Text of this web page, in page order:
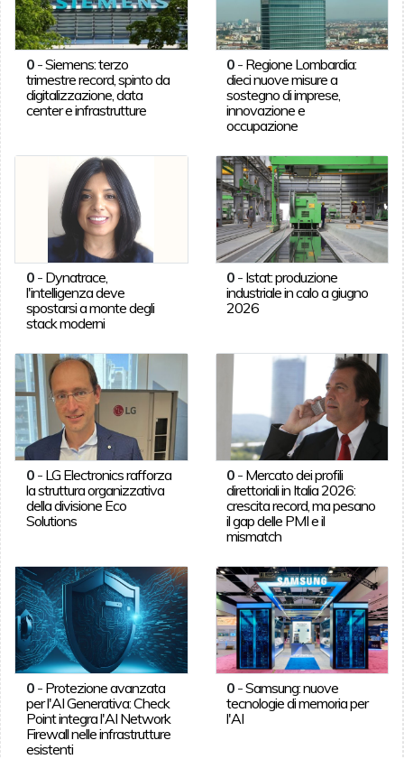
0-Siemens: terzo
trimestre record, spinto da
digitalizzazione, data
center e infrastrutture
0 - Regione Lombardia:
dieci nuove misure a
sostegno di imprese,
innovazione e
occupazione
0- Dynatrace,
l'intelligenza deve
spostarsi a monte degli
stack moderni
0 - Istat: produzione
industriale in calo a giugno
2026
0- LG Electronics rafforza
la struttura organizzativa
della divisione Eco
Solutions
0 - Mercato dei profili
direttoriali in Italia 2026:
crescita record, ma pesano
il gap delle PMI e il
mismatch
0- Protezione avanzata
per l'AI Generativa: Check
Point integra l'AI Network
Firewall nelle infrastrutture
esistenti
0 -Samsung: nuove
tecnologie di memoria per
l'AI